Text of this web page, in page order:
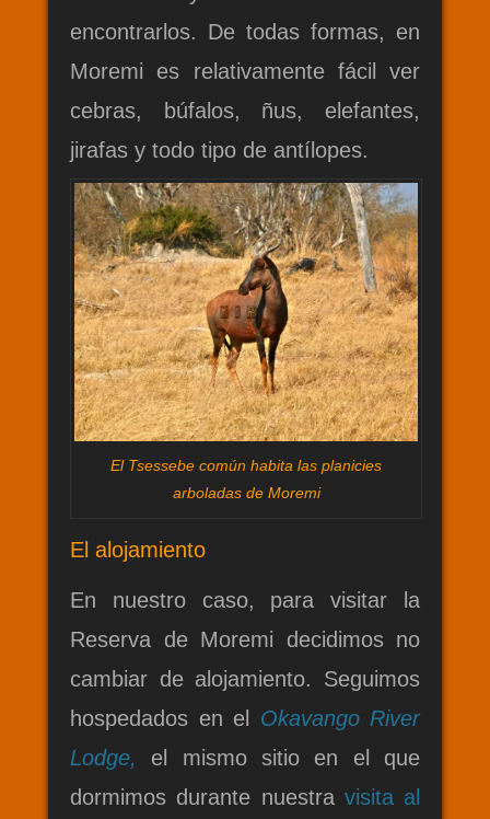
encontrarlos. De todas formas, en
Moremi es relativamente fácil ver
cebras, búfalos, ñus, elefantes,
jirafas y todo tipo de antílopes.
El Tsessebe común habita las planicies
arboladas de Moremi
El alojamiento
En nuestro caso, para visitar la
Reserva de Moremi decidimos no
cambiar de alojamiento. Seguimos
hospedados en el Okavango River
Lodge,
el mismo sitio en el que
dormimos durante nuestra visita al